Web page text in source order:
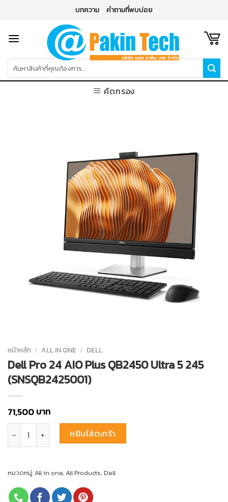
บทความ คำถามที่พบบ่อย
คัดกรอง
หน้าหลัก / ALL IN ONE / DELL
Dell Pro 24 AIO Plus QB2450 Ultra 5 245
(SNSQB2425001)
71,500บาท
จำนวน Dell Pro 24 AIO Plus QB2450 Ultra 5 245 (SNSQB2425001) ชิ้น
หยิบใส่ตะกร้า
หมวดหมู่:All in one, All Products, Dell